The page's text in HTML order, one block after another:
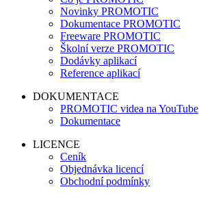
Novinky PROMOTIC
Dokumentace PROMOTIC
Freeware PROMOTIC
Školní verze PROMOTIC
Dodávky aplikací
Reference aplikací
DOKUMENTACE
PROMOTIC videa na YouTube
Dokumentace
LICENCE
Ceník
Objednávka licencí
Obchodní podmínky